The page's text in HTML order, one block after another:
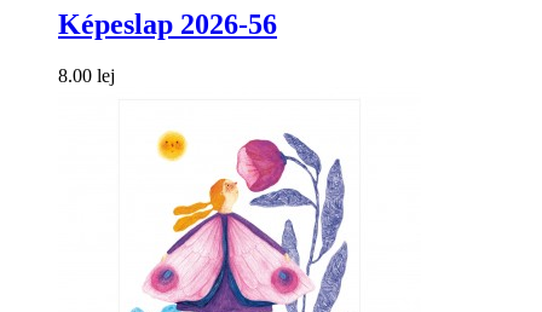
Képeslap 2026-56
8.00 lej